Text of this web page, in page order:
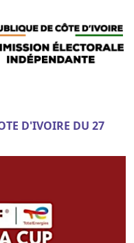
D'IVOIRE DU 27